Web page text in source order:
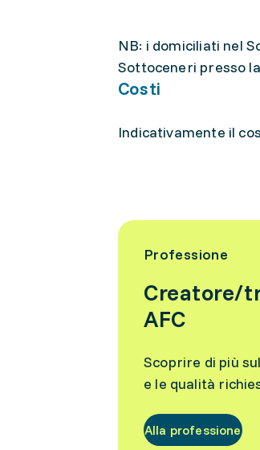
NB: i domiciliati nel
Sottoceneri presso
Costi
Indicativamente il
Professione
Creatore/
AFC
Scoprire di più
e le qualità
Alla professione